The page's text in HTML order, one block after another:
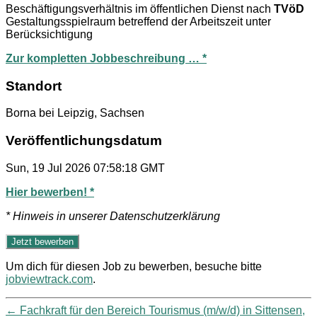
Beschäftigungsverhältnis im öffentlichen Dienst nach TVöD
Gestaltungsspielraum betreffend der Arbeitszeit unter
Berücksichtigung
Zur kompletten Jobbeschreibung … *
Standort
Borna bei Leipzig, Sachsen
Veröffentlichungsdatum
Sun, 19 Jul 2026 07:58:18 GMT
Hier bewerben! *
* Hinweis in unserer Datenschutzerklärung
Um dich für diesen Job zu bewerben, besuche bitte
jobviewtrack.com.
← Fachkraft für den Bereich Tourismus (m/w/d) in Sittensen,